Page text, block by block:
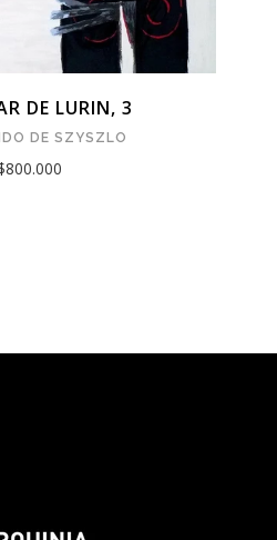
DE LURIN, 3
DE SZYSZLO